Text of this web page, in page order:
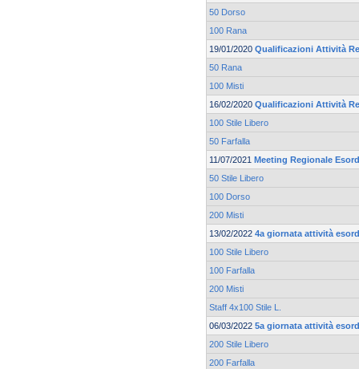
50 Dorso
100 Rana
19/01/2020 Qualificazioni Attività
50 Rana
100 Misti
16/02/2020 Qualificazioni Attività
100 Stile Libero
50 Farfalla
11/07/2021 Meeting Regionale
50 Stile Libero
100 Dorso
200 Misti
13/02/2022 4a giornata attività
100 Stile Libero
100 Farfalla
200 Misti
Staff 4x100 Stile L.
06/03/2022 5a giornata attività
200 Stile Libero
200 Farfalla